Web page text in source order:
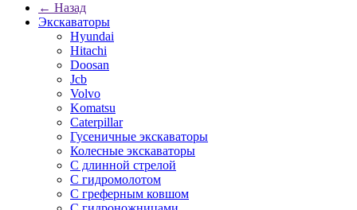
← Назад
Экскаваторы
Hyundai
Hitachi
Doosan
Jcb
Volvo
Komatsu
Caterpillar
Гусеничные экскаваторы
Колесные экскаваторы
С длинной стрелой
С гидромолотом
С греферным ковшом